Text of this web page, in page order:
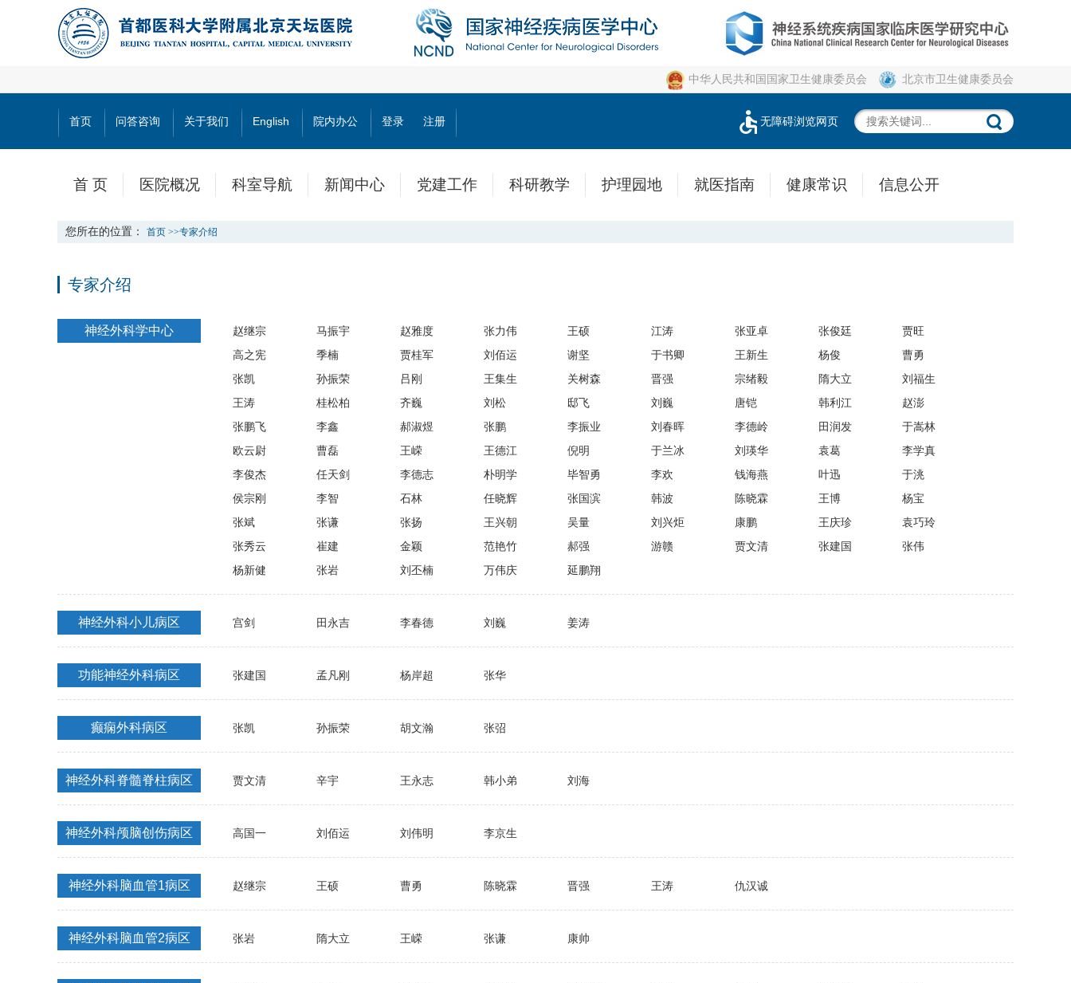
中华人民共和国国家卫生健康委员会 北京市卫生健康委员会
首页 问答咨询 关于我们 English 院内办公 登录 注册 无障碍浏览网页
首 页 医院概况 科室导航 新闻中心 党建工作 科研教学 护理园地 就医指南 健康常识 信息公开
您所在的位置： 首页 >>专家介绍
专家介绍
神经外科学中心 赵继宗 马振宇 赵雅度 张力伟 王硕 江涛 张亚卓 张俊廷
贾旺
高之宪
季楠 贾桂军 刘佰运 谢坚 于书卿 王新生 杨俊
曹勇
张凯
孙振荣 吕刚 王集生 关树森 晋强 宗绪毅 隋大立
刘福生
王涛
桂松柏 齐巍 刘松 邸飞 刘巍 唐铠 韩利江
赵澎
张鹏飞
李鑫 郝淑煜 张鹏 李振业 刘春晖 李德岭 田润发
于嵩林
欧云尉
曹磊 王嵘 王德江 倪明 于兰冰 刘瑛华 袁葛
李学真
李俊杰
任天剑 李德志 朴明学 毕智勇 李欢 钱海燕 叶迅
于洮
侯宗刚
李智 石林 任晓辉 张国滨 韩波 陈晓霖 王博
杨宝
张斌
张谦 张扬 王兴朝 吴量 刘兴炬 康鹏 王庆珍
袁巧玲
张秀云
崔建 金颖 范艳竹 郝强 游赣 贾文清 张建国
张伟
杨新健
张岩 刘丕楠 万伟庆 延鹏翔
神经外科小儿病区 宫剑 田永吉 李春德 刘巍 姜涛
功能神经外科病区 张建国 孟凡刚 杨岸超 张华
癫痫外科病区 张凯 孙振荣 胡文瀚 张弨
神经外科脊髓脊柱病区 贾文清 辛宇 王永志 韩小弟 刘海
神经外科颅脑创伤病区 高国一 刘佰运 刘伟明 李京生
神经外科脑血管1病区 赵继宗 王硕 曹勇 陈晓霖 晋强 王涛 仇汉诚
神经外科脑血管2病区 张岩 隋大立 王嵘 张谦 康帅